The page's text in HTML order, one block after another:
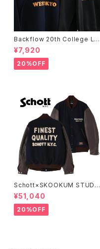
Backflow 20th College Lo
go T/C Sweat
¥7,920
20%OFF
Schott×SKOOKUM STUDIU
M JACKET FINEST QUALIT
Y
¥51,040
20%OFF